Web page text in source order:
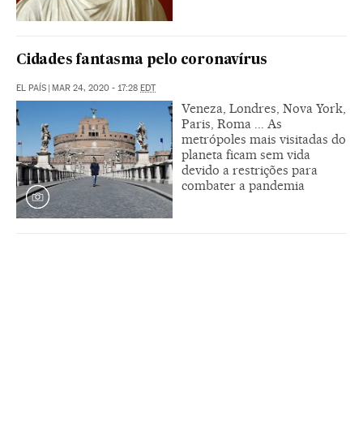
Cidades fantasma pelo coronavírus
EL PAÍS | MAR 24, 2020 - 17:28 EDT
Veneza, Londres, Nova York,
Paris, Roma ... As
metrópoles mais visitadas do
planeta ficam sem vida
devido a restrições para
combater a pandemia